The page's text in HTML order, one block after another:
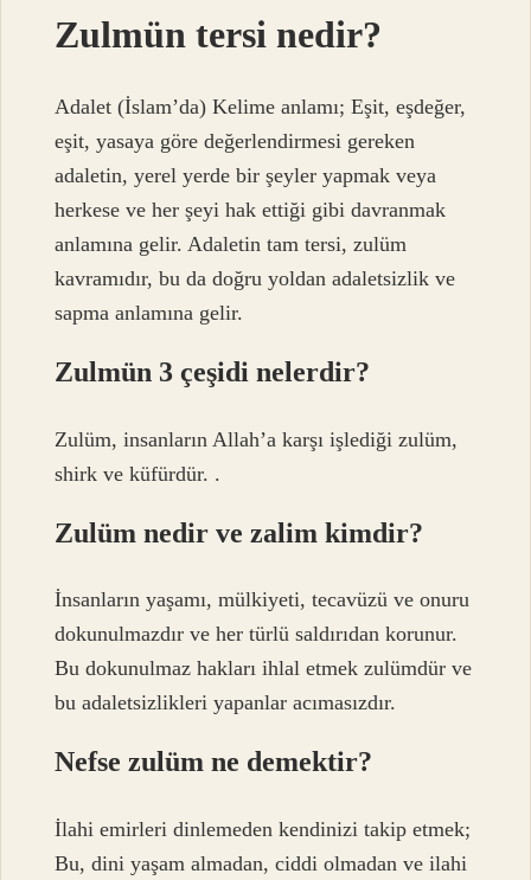
Zulmün tersi nedir?
Adalet (İslam’da) Kelime anlamı; Eşit, eşdeğer,
eşit, yasaya göre değerlendirmesi gereken
adaletin, yerel yerde bir şeyler yapmak veya
herkese ve her şeyi hak ettiği gibi davranmak
anlamına gelir. Adaletin tam tersi, zulüm
kavramıdır, bu da doğru yoldan adaletsizlik ve
sapma anlamına gelir.
Zulmün 3 çeşidi nelerdir?
Zulüm, insanların Allah’a karşı işlediği zulüm,
shirk ve küfürdür. .
Zulüm nedir ve zalim kimdir?
İnsanların yaşamı, mülkiyeti, tecavüzü ve onuru
dokunulmazdır ve her türlü saldırıdan korunur.
Bu dokunulmaz hakları ihlal etmek zulümdür ve
bu adaletsizlikleri yapanlar acımasızdır.
Nefse zulüm ne demektir?
İlahi emirleri dinlemeden kendinizi takip etmek;
Bu, dini yaşam almadan, ciddi olmadan ve ilahi